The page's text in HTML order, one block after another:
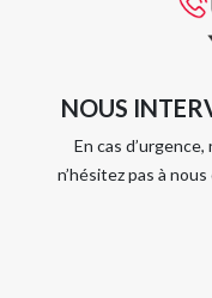
NOUS
En cas
n’hésitez pas à